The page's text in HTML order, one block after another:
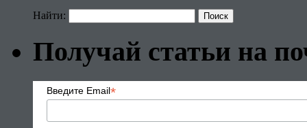
Найти:
Получай статьи на
Введите Email*